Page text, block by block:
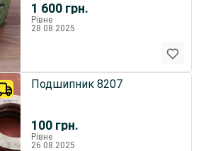
1 600 грн.
Рівне
28.08.2025
100 грн.
Подшипник 8207
Рівне
26.08.2025